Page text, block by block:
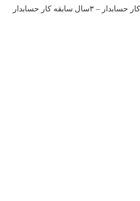
شرکت تولیدی در زمینه صنایع غذایی در تبریز از افراد زیر دعوت به همکاری مینماید: مدیر کارخانه مسئول تولید صنایع غذایی – ۳ سابقه کار مسئول فروش ۳ سابقه کار حسابدار – ۳سال سابقه کار حسابدار